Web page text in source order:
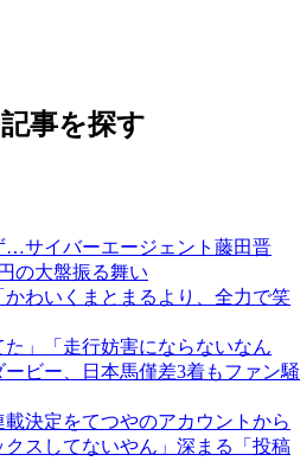
事を探す
…サイバーエージェント藤田晋
の大盤振る舞い
かわいくまとまるより、全力で笑
た」「走行妨害にならないなん
ビー、日本馬僅差3着もファン騒
決定をてつやのアカウントから
スしてないやん」深まる「投稿